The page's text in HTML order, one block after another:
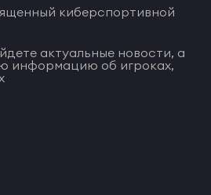
киберспортивной
актуальные новости, а
информацию об игроках,